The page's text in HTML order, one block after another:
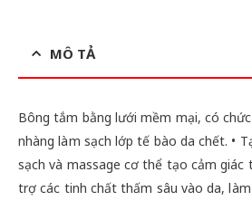
MÔ TẢ
Bông tắm bằng lưới mềm mại, có
nhàng làm sạch lớp tế bào da chết. •
sạch và massage cơ thể tạo cảm giác
trợ các tinh chất thấm sâu vào da,